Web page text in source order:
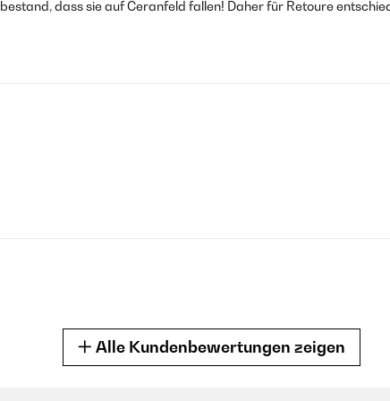
dass sie auf Ceranfeld fallen! Daher für Retoure
Alle Kundenbewertungen zeigen